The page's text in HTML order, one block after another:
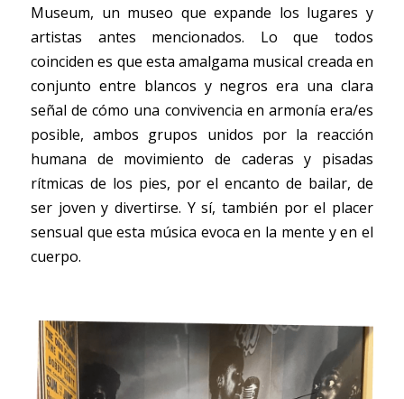
Museum, un museo que expande los lugares y
artistas antes mencionados. Lo que todos
coinciden es que esta amalgama musical creada en
conjunto entre blancos y negros era una clara
señal de cómo una convivencia en armonía era/es
posible, ambos grupos unidos por la reacción
humana de movimiento de caderas y pisadas
rítmicas de los pies, por el encanto de bailar, de
ser joven y divertirse. Y sí, también por el placer
sensual que esta música evoca en la mente y en el
cuerpo.